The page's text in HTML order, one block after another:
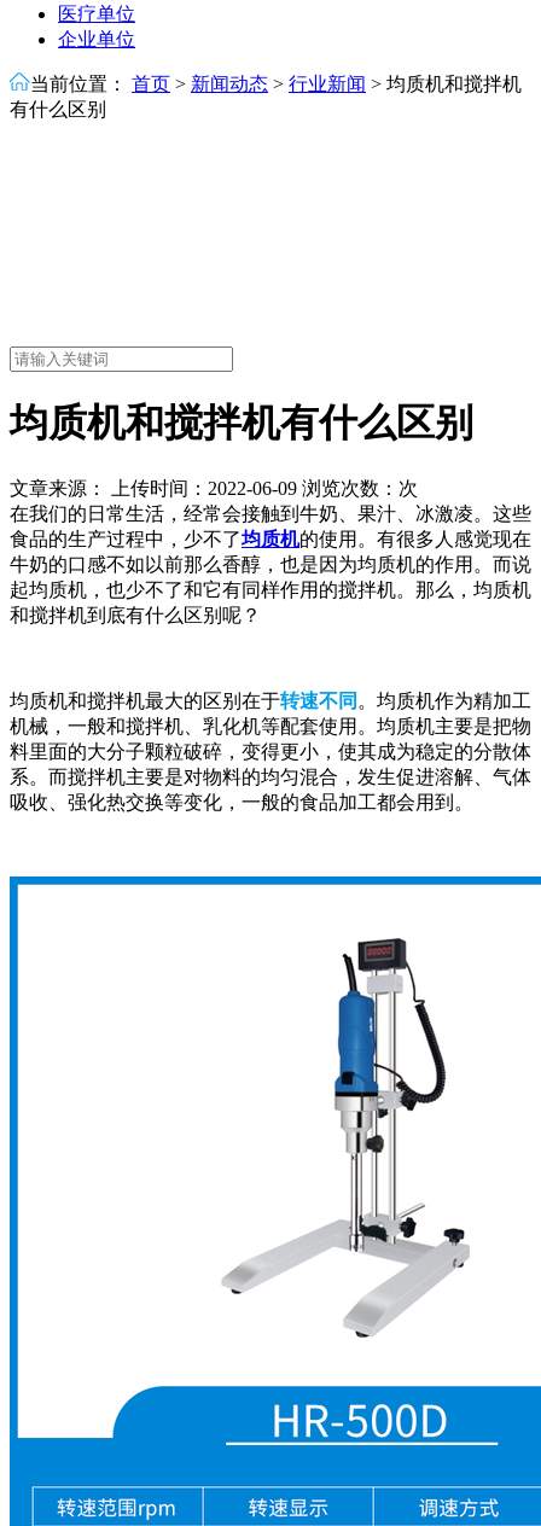
医疗单位
企业单位
当前位置： 首页 > 新闻动态 > 行业新闻 > 均质机和搅拌机
有什么区别
均质机和搅拌机有什么区别
文章来源： 上传时间：2022-06-09 浏览次数： 次
在我们的日常生活，经常会接触到牛奶、果汁、冰激凌。这些
食品的生产过程中，少不了均质机的使用。有很多人感觉现在
牛奶的口感不如以前那么香醇，也是因为均质机的作用。而说
起均质机，也少不了和它有同样作用的搅拌机。那么，均质机
和搅拌机到底有什么区别呢？
均质机和搅拌机最大的区别在于转速不同 。均质机作为精加工
机械，一般和搅拌机、乳化机等配套使用。均质机主要是把物
料里面的大分子颗粒破碎，变得更小，使其成为稳定的分散体
系。而搅拌机主要是对物料的均匀混合，发生促进溶解、气体
吸收、强化热交换等变化，一般的食品加工都会用到。